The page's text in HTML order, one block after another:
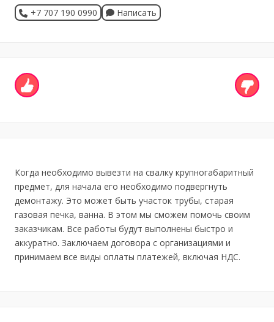
+7 707 190 0990 Написать
Когда необходимо вывезти на свалку крупногабаритный
предмет, для начала его необходимо подвергнуть
демонтажу. Это может быть участок трубы, старая
газовая печка, ванна. В этом мы сможем помочь своим
заказчикам. Все работы будут выполнены быстро и
аккуратно. Заключаем договора с организациями и
принимаем все виды оплаты платежей, включая НДС.